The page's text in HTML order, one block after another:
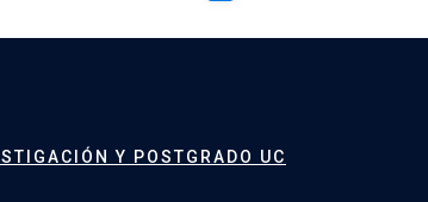
Y POSTGRADO UC